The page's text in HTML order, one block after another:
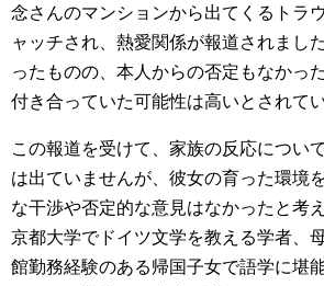
念さんのマンションから出てくるトラ
ャッチされ、熱愛関係が報道されまし
ったものの、本人からの否定もなかっ
付き合っていた可能性は高いとされてい
この報道を受けて、家族の反応につい
は出ていませんが、彼女の育った環境
な干渉や否定的な意見はなかったと考
京都大学でドイツ文学を教える学者、
館勤務経験のある帰国子女で語学に堪